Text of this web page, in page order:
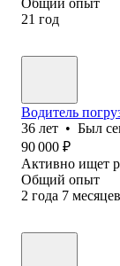
21 год
Водитель
36 лет • Был
90 000 ₽
Активно ищет
Общий опыт
2 года 7 месяцев